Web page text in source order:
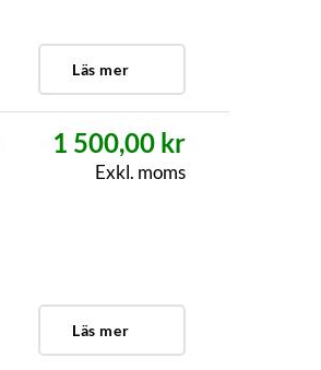
Läs mer
1 500,00 kr
Exkl. moms
Läs mer